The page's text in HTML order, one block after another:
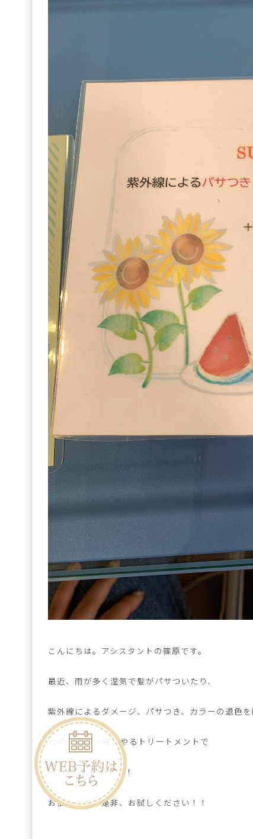
こんにちは。アシスタントの篠原です。
最近、雨が多く湿気で髪がパサついたり、
紫外線によるダメージ、パサつき、カラーの退色
+aのケアで一緒にやるトリートメントで
¥2200で出来ます！！
お悩みの方は是非、お試しください！！